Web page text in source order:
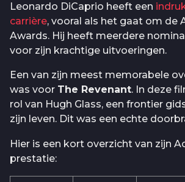
Leonardo DiCaprio heeft een
carrière, vooral als het gaat om de
Awards. Hij heeft meerdere
voor zijn krachtige uitvoeringen.
Een van zijn meest memorabele
was voor The Revenant. In deze
rol van Hugh Glass, een frontier
zijn leven. Dit was een echte
Hier is een kort overzicht van zijn
prestatie: